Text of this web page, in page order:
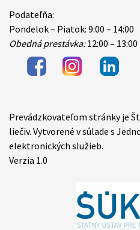
Podateľňa:
Pondelok – Piatok: 9:00 – 14:00
Obedná prestávka:12:00 – 13:00
Items
Prevádzkovateľom stránky je
liečiv. Vytvorené v súlade s
elektronických služieb.
Verzia 1.0